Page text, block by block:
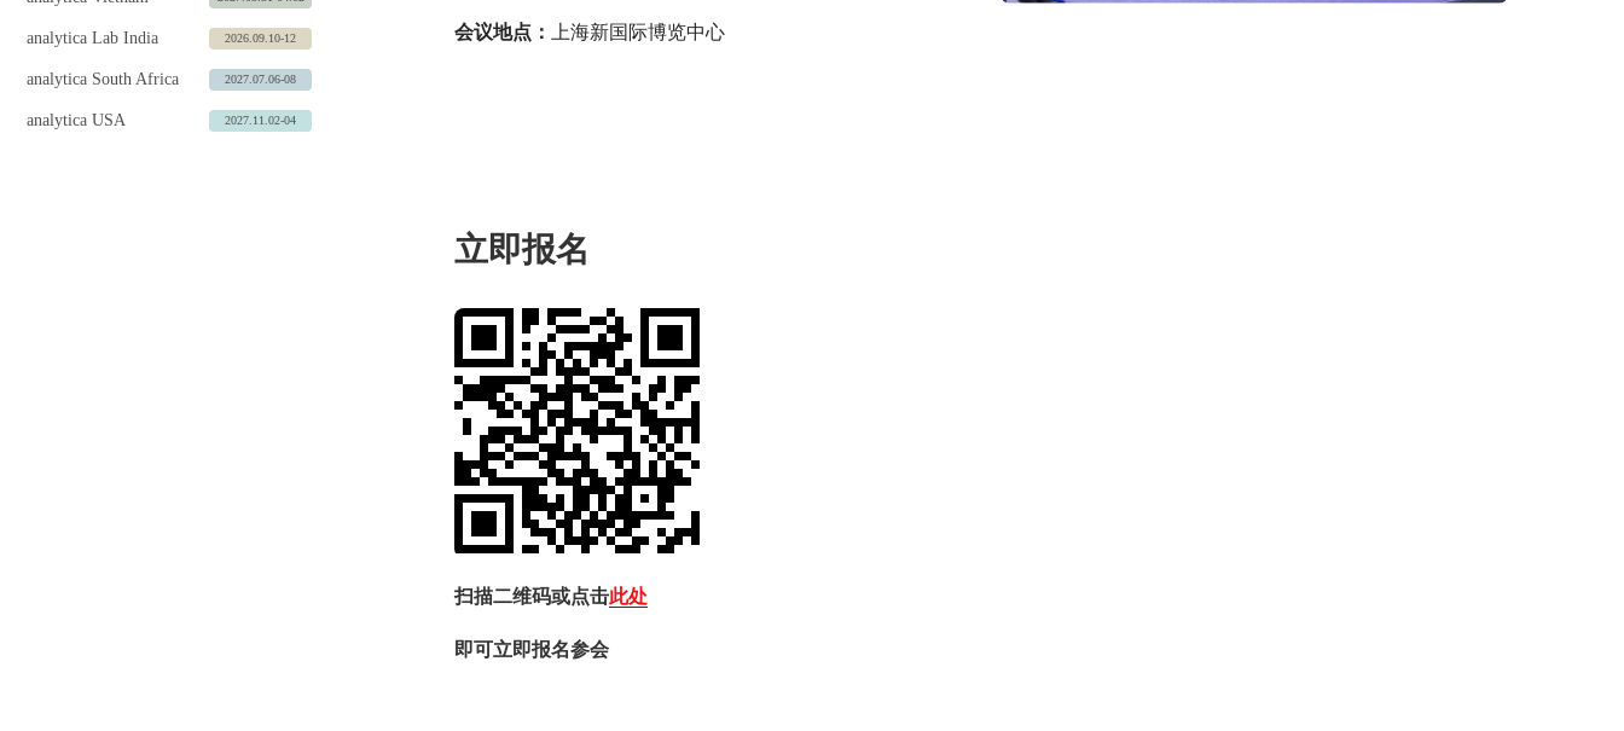
analytica Lab India 2026.09.10-12
analytica South Africa 2027.07.06-08
analytica USA 2027.11.02-04
会议地点： 上海新国际博览中心
立即报名
扫描二维码或点击此处
即可立即报名参会